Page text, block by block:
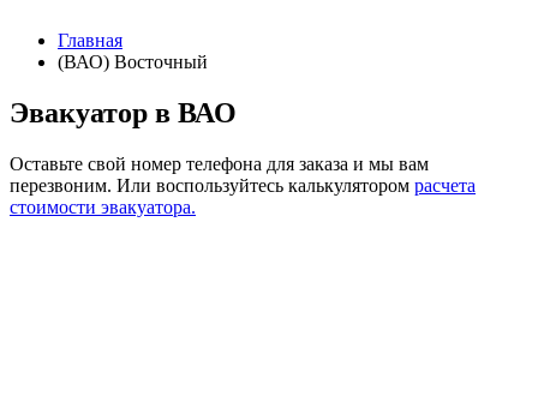
Главная
(ВАО) Восточный
Эвакуатор в ВАО
Оставьте свой номер телефона для заказа и мы вам
перезвоним. Или воспользуйтесь калькулятором расчета
стоимости эвакуатора.